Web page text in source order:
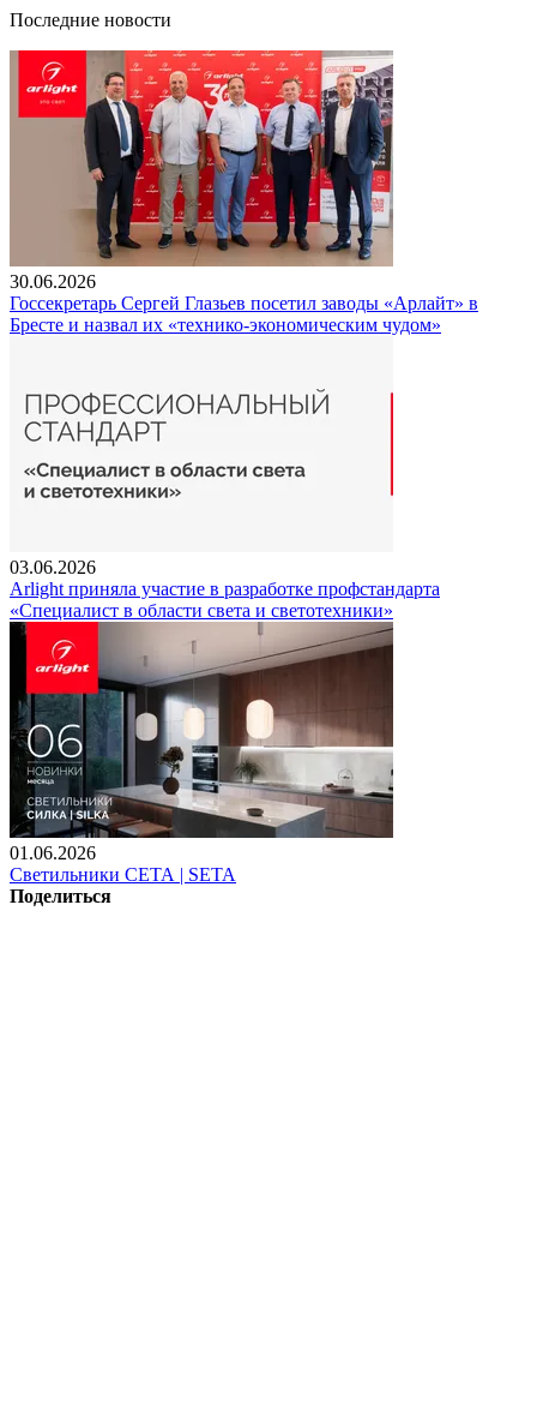
Последние новости
30.06.2026
Госсекретарь Сергей Глазьев посетил заводы «Арлайт» в
Бресте и назвал их «технико-экономическим чудом»
03.06.2026
Arlight приняла участие в разработке профстандарта
«Специалист в области света и светотехники»
01.06.2026
Светильники СЕТА | SETA
Поделиться